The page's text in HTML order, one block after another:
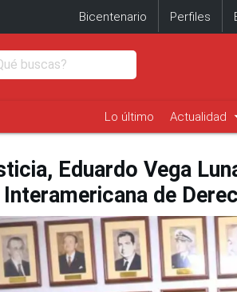
Bicentenario Perfiles
Lo último Actualidad
Eduardo Vega
de